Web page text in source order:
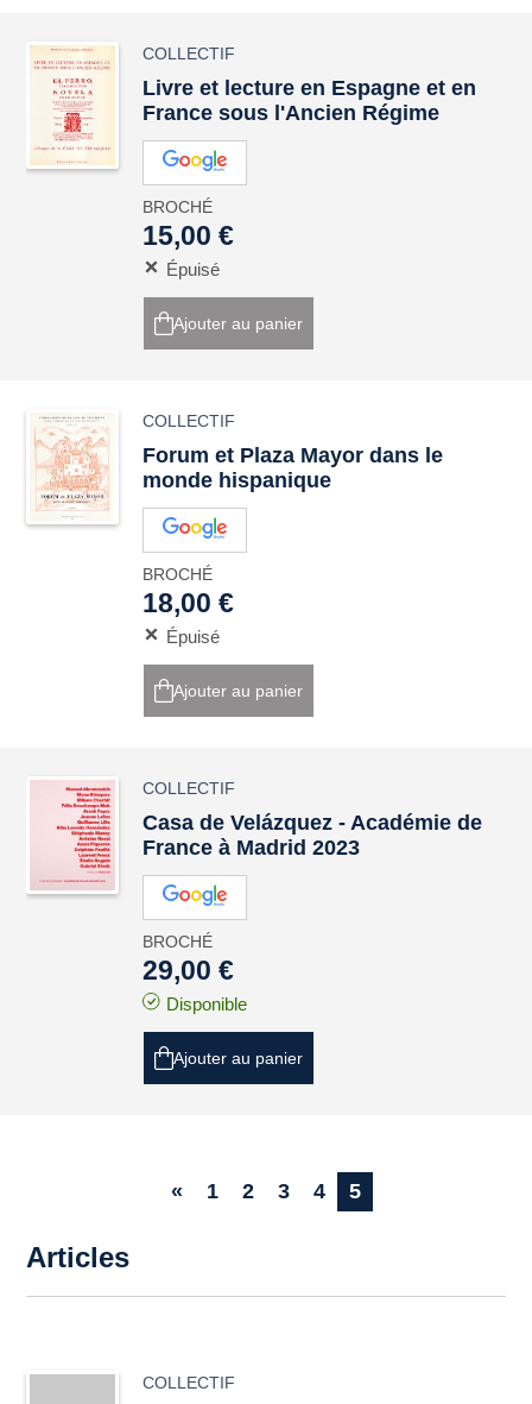
COLLECTIF
Livre et lecture en Espagne et en
France sous l'Ancien Régime
BROCHÉ
15,00 €
Épuisé
Ajouter au panier
COLLECTIF
Forum et Plaza Mayor dans le
monde hispanique
BROCHÉ
18,00 €
Épuisé
Ajouter au panier
COLLECTIF
Casa de Velázquez - Académie de
France à Madrid 2023
BROCHÉ
29,00 €
Disponible
Ajouter au panier
« 1 2 3 4 5
Articles
COLLECTIF